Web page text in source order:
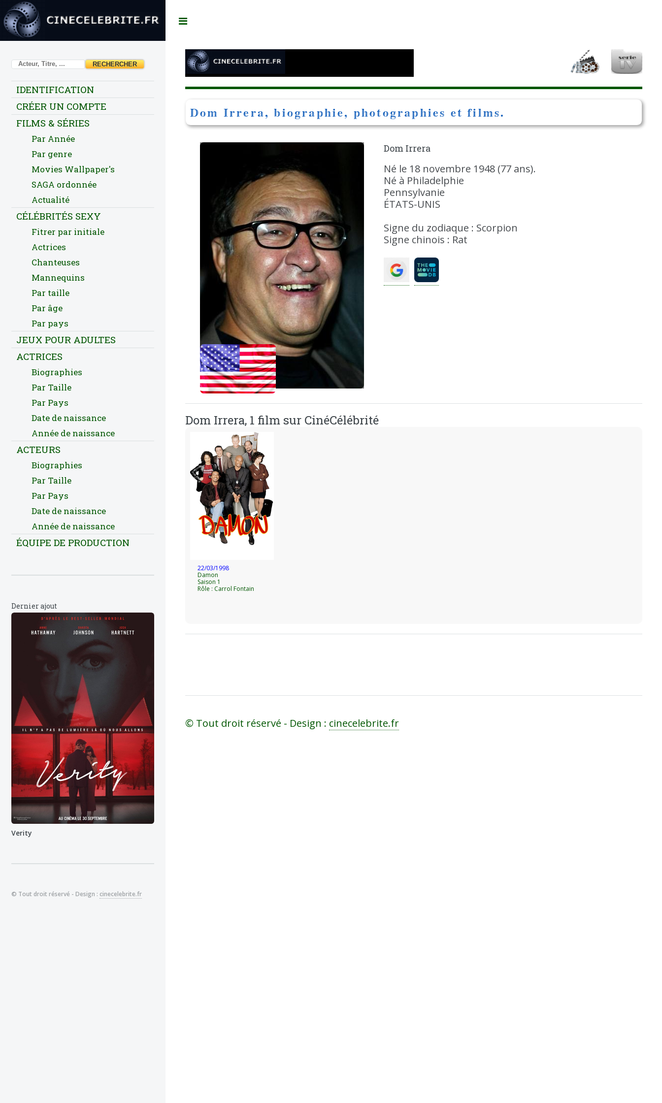
Dom Irrera, biographie, photographies et films.
Dom Irrera
Né le 18 novembre 1948 (77 ans).
Né à Philadelphie
Pennsylvanie
ÉTATS-UNIS
Signe du zodiaque : Scorpion
Signe chinois : Rat
Dom Irrera, 1 film sur CinéCélébrité
22/03/1998
Damon
Saison 1
Rôle : Carrol Fontain
© Tout droit réservé - Design : cinecelebrite.fr
IDENTIFICATION
CRÉER UN COMPTE
FILMS & SÉRIES
Par Année
Par genre
Movies Wallpaper's
SAGA ordonnée
Actualité
CÉLÉBRITÉS SEXY
Fitrer par initiale
Actrices
Chanteuses
Mannequins
Par taille
Par âge
Par pays
JEUX POUR ADULTES
ACTRICES
Biographies
Par Taille
Par Pays
Date de naissance
Année de naissance
ACTEURS
Biographies
Par Taille
Par Pays
Date de naissance
Année de naissance
ÉQUIPE DE PRODUCTION
Dernier ajout
Verity
© Tout droit réservé - Design : cinecelebrite.fr